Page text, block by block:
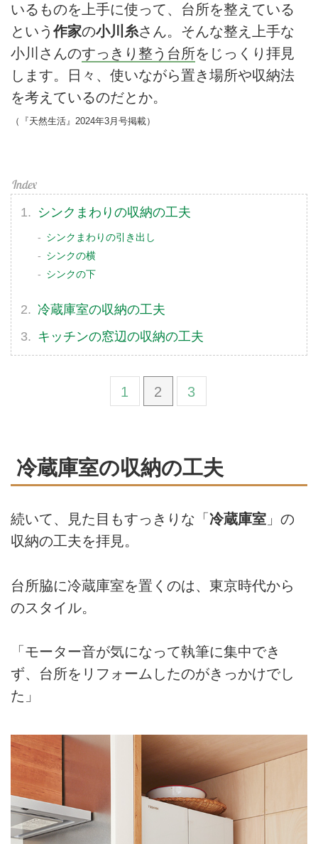
いるものを上手に使って、台所を整えている
という作家の小川糸さん。そんな整え上手な
小川さんのすっきり整う台所をじっくり拝見
します。日々、使いながら置き場所や収納法
を考えているのだとか。
（『天然生活』2024年3月号掲載）
シンクまわりの収納の工夫
シンクまわりの引き出し
シンクの横
シンクの下
冷蔵庫室の収納の工夫
キッチンの窓辺の収納の工夫
1 2 3
冷蔵庫室の収納の工夫
続いて、見た目もすっきりな「 冷蔵庫室 」の
収納の工夫を拝見。
台所脇に冷蔵庫室を置くのは、東京時代から
のスタイル。
「モーター音が気になって執筆に集中でき
ず、台所をリフォームしたのがきっかけでし
た」